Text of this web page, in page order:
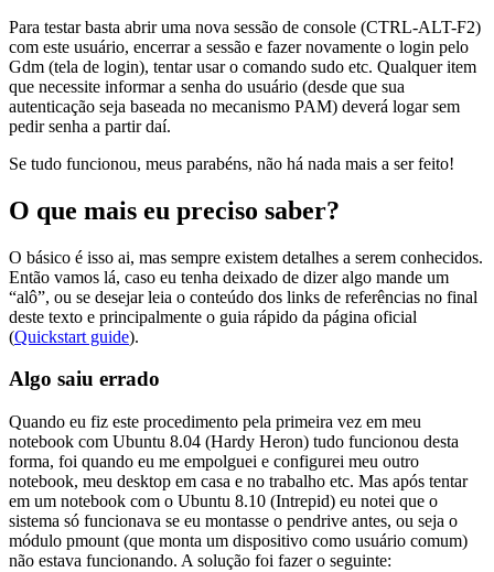
Para testar basta abrir uma nova sessão de console (CTRL-ALT-F2)
com este usuário, encerrar a sessão e fazer novamente o login pelo
Gdm (tela de login), tentar usar o comando sudo etc. Qualquer item
que necessite informar a senha do usuário (desde que sua
autenticação seja baseada no mecanismo PAM) deverá logar sem
pedir senha a partir daí.
Se tudo funcionou, meus parabéns, não há nada mais a ser feito!
O que mais eu preciso saber?
O básico é isso ai, mas sempre existem detalhes a serem conhecidos.
Então vamos lá, caso eu tenha deixado de dizer algo mande um
“alô”, ou se desejar leia o conteúdo dos links de referências no final
deste texto e principalmente o guia rápido da página oficial
(Quickstart guide).
Algo saiu errado
Quando eu fiz este procedimento pela primeira vez em meu
notebook com Ubuntu 8.04 (Hardy Heron) tudo funcionou desta
forma, foi quando eu me empolguei e configurei meu outro
notebook, meu desktop em casa e no trabalho etc. Mas após tentar
em um notebook com o Ubuntu 8.10 (Intrepid) eu notei que o
sistema só funcionava se eu montasse o pendrive antes, ou seja o
módulo pmount (que monta um dispositivo como usuário comum)
não estava funcionando. A solução foi fazer o seguinte: